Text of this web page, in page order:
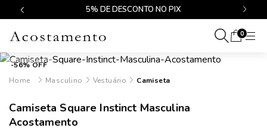
5% DE DESCONTO NO PIX
0
-56% OFF
Masculino
Vestuário Camiseta
Camiseta Square Instinct Masculina
Acostamento